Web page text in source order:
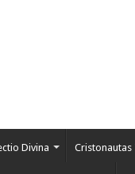
Divina Cristonautas